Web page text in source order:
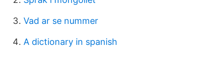
Vad ar se nummer
A dictionary in spanish